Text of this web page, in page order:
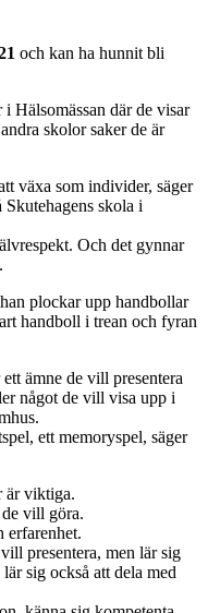
och kan ha hunnit bli
Hälsomässan där de visar
skolor saker de är
växa som individer, säger
skola i
Och det gynnar
plockar upp handbollar
handboll i trean och fyran
ämne de vill presentera
något de vill visa upp i
ett memoryspel, säger
är viktiga.
vill göra.
erfarenhet.
presentera, men lär sig
sig också att dela med